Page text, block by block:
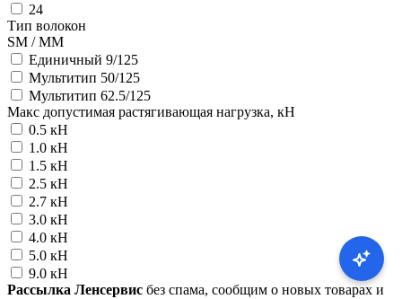
24
Тип волокон
SM / MM
Единичный 9/125
Мультитип 50/125
Мультитип 62.5/125
Макс допустимая растягивающая нагрузка, кН
0.5 кН
1.0 кН
1.5 кН
2.5 кН
2.7 кН
3.0 кН
4.0 кН
5.0 кН
9.0 кН
Рассылка Ленсервис без спама, сообщим о новых товарах и